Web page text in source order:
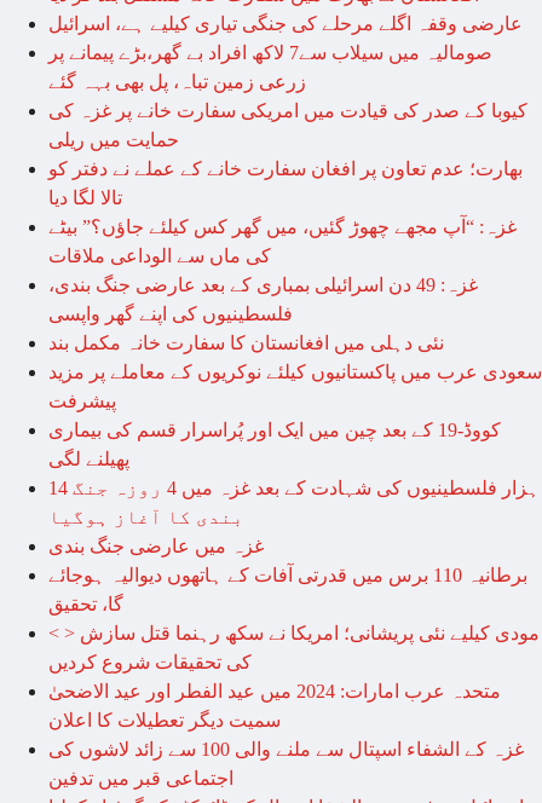
عارضی وقفہ اگلے مرحلے کی جنگی تیاری کیلیے ہے، اسرائیل
صومالیہ میں سیلاب سے7 لاکھ افراد بے گھر،بڑے پیمانے پر
زرعی زمین تباہ، پل بھی بہہ گئے
کیوبا کے صدر کی قیادت میں امریکی سفارت خانے پر غزہ کی
حمایت میں ریلی
بھارت؛ عدم تعاون پر افغان سفارت خانے کے عملے نے دفتر کو
تالا لگا دیا
غزہ: “آپ مجھے چھوڑ گئیں، میں گھر کس کیلئے جاؤں؟” بیٹے
کی ماں سے الوداعی ملاقات
غزہ: 49 دن اسرائیلی بمباری کے بعد عارضی جنگ بندی،
فلسطینیوں کی اپنے گھر واپسی
نئی دہلی میں افغانستان کا سفارت خانہ مکمل بند
سعودی عرب میں پاکستانیوں کیلئے نوکریوں کے معاملے پر مزید
پیشرفت
کووڈ-19 کے بعد چین میں ایک اور پُراسرار قسم کی بیماری
پھیلنے لگی
14 ہزار فلسطینیوں کی شہادت کے بعد غزہ میں 4 روزہ جنگ
بندی کا آغاز ہوگیا
غزہ میں عارضی جنگ بندی
برطانیہ 110 برس میں قدرتی آفات کے ہاتھوں دیوالیہ ہوجائے
گا، تحقیق
< > مودی کیلیے نئی پریشانی؛ امریکا نے سکھ رہنما قتل سازش
کی تحقیقات شروع کردیں
متحدہ عرب امارات: 2024 میں عید الفطر اور عید الاضحیٰ
سمیت دیگر تعطیلات کا اعلان
غزہ کے الشفاء اسپتال سے ملنے والی 100 سے زائد لاشوں کی
اجتماعی قبر میں تدفین